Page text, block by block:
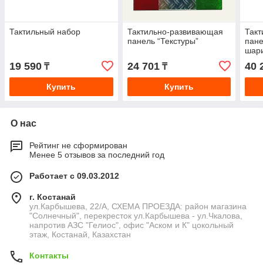
Тактильный набор
19 590 ₸
Купить
Тактильно-развивающая
панель “Текстуры”
24 701₸
Купить
40
О нас
Рейтинг не сформирован
Менее 5 отзывов за последний год
Работает с 09.03.2012
г. Костанай
ул.Карбышева, 22/А, СХЕМА ПРОЕЗДА: район магазина
"Солнечный", перекресток ул.Карбышева - ул.Чкалова,
напротив АЗС "Гелиос", офис "Аском и К" цокольный
этаж, Костанай, Казахстан
Контакты